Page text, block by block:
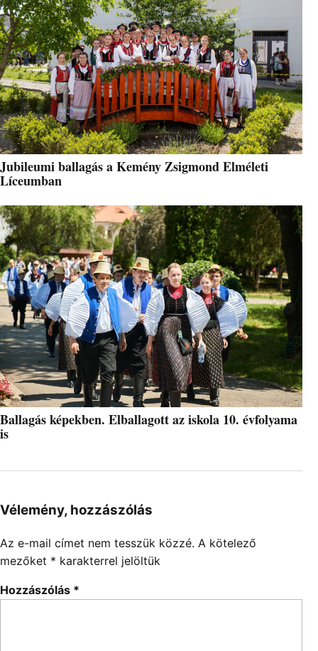
Jubileumi ballagás a Kemény Zsigmond Elméleti
Líceumban
Ballagás képekben. Elballagott az iskola 10. évfolyama
is
Vélemény, hozzászólás
Az e-mail címet nem tesszük közzé. A kötelező
mezőket * karakterrel jelöltük
Hozzászólás *